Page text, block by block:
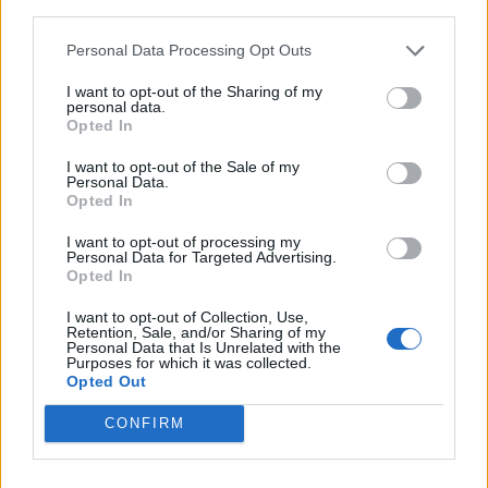
Personal Data Processing Opt Outs
I want to opt-out of the Sharing of my
personal data.
Opted In
I want to opt-out of the Sale of my
Personal Data.
Opted In
I want to opt-out of processing my
Personal Data for Targeted Advertising.
Opted In
I want to opt-out of Collection, Use,
Retention, Sale, and/or Sharing of my
Personal Data that Is Unrelated with the
Purposes for which it was collected.
Opted Out
CONFIRM
Bezahlte An- & Abreise
Internationales Arbeitsumfeld
Kostenlose Unterkunft und Verpflegung
Gute Aufstiegschancen
Kranken- und Unfallversicherung
Kostenfreie Reinigung der Uniform
HIDDEN LINK - PLEASE LOGIN
Dein Kurs & deine Talente
Das bringst du mit an Bord:
Qualifizierte Ausbildung im IT-Bereich